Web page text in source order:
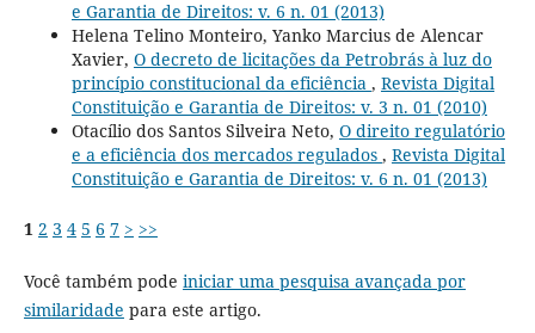
e Garantia de Direitos: v. 6 n. 01 (2013)
Helena Telino Monteiro, Yanko Marcius de Alencar
Xavier, O decreto de licitações da Petrobrás à luz do
princípio constitucional da eficiência , Revista Digital
Constituição e Garantia de Direitos: v. 3 n. 01 (2010)
Otacílio dos Santos Silveira Neto, O direito regulatório
e a eficiência dos mercados regulados , Revista Digital
Constituição e Garantia de Direitos: v. 6 n. 01 (2013)
1 2 3 4 5 6 7 > >>
Você também pode iniciar uma pesquisa avançada por
similaridade para este artigo.